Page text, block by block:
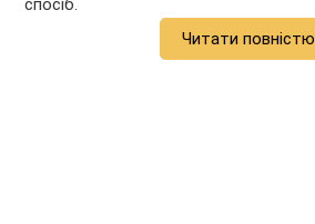
спосіб.
Читати повністю